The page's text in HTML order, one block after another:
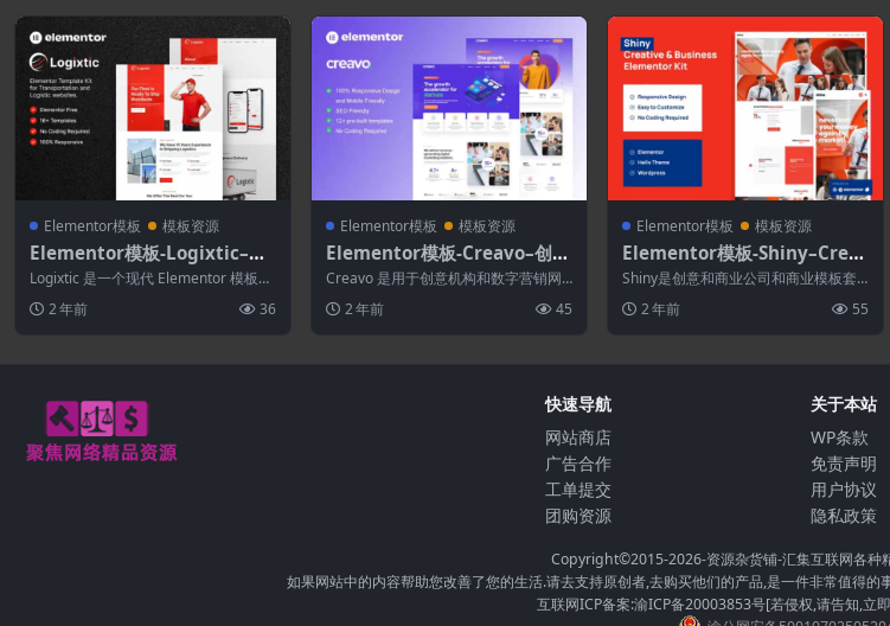
Elementor模板 模板资源
Elementor模板-Logixtic–运
输和物流Elementor模板套件
Logixtic 是一个现代 Elementor 模板工
2 年前 36
Elementor模板 模板资源
Elementor模板-Creavo–创意
机构和数字营销Elementor模
板工具包
Creavo 是用于创意机构和数字营销网
2 年前 45
Elementor模板 模板资源
Elementor模板-Shiny–Creat
ive Business Agency Eleme
ntor Pro模板套件
Shiny是创意和商业公司和商业模板套
2 年前 55
快速导航
网站商店
广告合作
工单提交
团购资源
关于本站
WP条款
免责声明
用户协议
隐私政策
Copyright©2015-2026-资源杂货铺-汇集互联网各种
如果网站中的内容帮助您改善了您的生活.请去支持原创者,去购买他们的产品,是一件非常值得
互联网ICP备案:渝ICP备20003853号[若侵权,请告知,立